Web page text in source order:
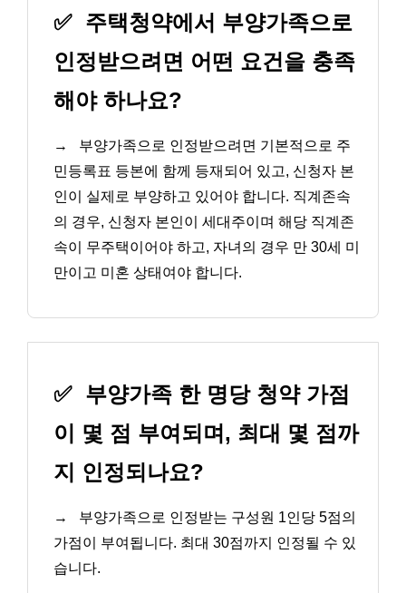
✅ 주택청약에서 부양가족으로
인정받으려면 어떤 요건을 충족
해야 하나요?
→
부양가족으로 인정받으려면 기본적으로 주
민등록표 등본에 함께 등재되어 있고, 신청자 본
인이 실제로 부양하고 있어야 합니다. 직계존속
의 경우, 신청자 본인이 세대주이며 해당 직계존
속이 무주택이어야 하고, 자녀의 경우 만 30세 미
만이고 미혼 상태여야 합니다.
✅ 부양가족 한 명당 청약 가점
이 몇 점 부여되며, 최대 몇 점까
지 인정되나요?
→
부양가족으로 인정받는 구성원 1인당 5점의
가점이 부여됩니다. 최대 30점까지 인정될 수 있
습니다.